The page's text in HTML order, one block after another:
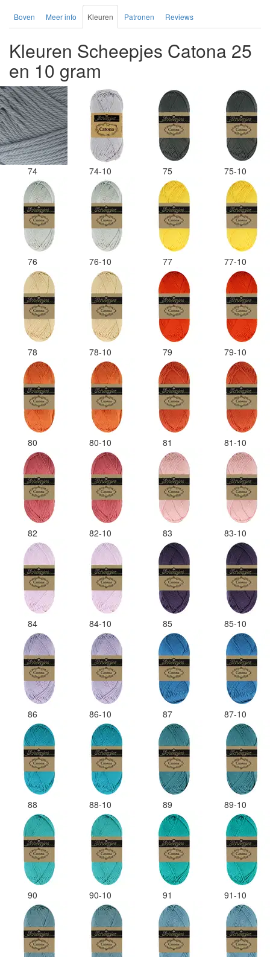
Boven Meer info Kleuren Patronen Reviews
Kleuren Scheepjes Catona 25
en 10 gram
74 74-10 75 75-10
76 76-10 77 77-10
78 78-10 79 79-10
80 80-10 81 81-10
82 82-10 83 83-10
84 84-10 85 85-10
86 86-10 87 87-10
88 88-10 89 89-10
90 90-10 91 91-10